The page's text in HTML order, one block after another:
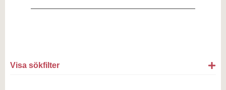
Visa sökfilter